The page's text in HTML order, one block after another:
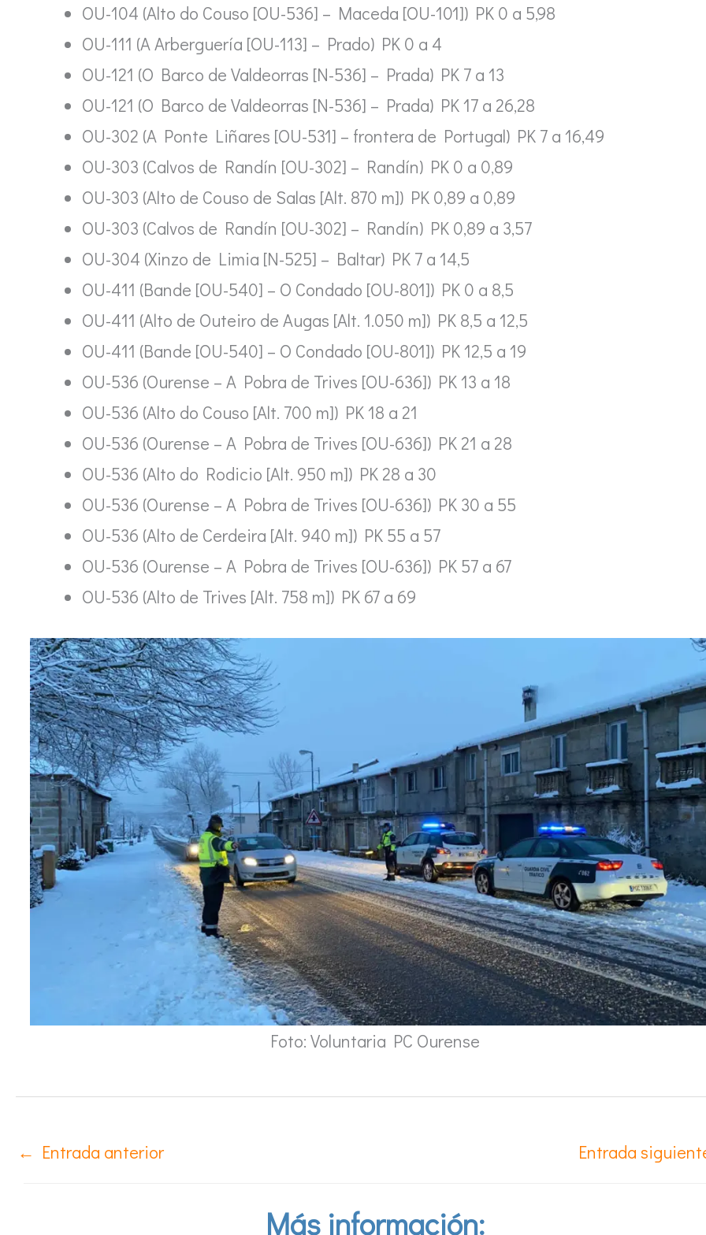
OU-104 (Alto do Couso [OU-536] – Maceda [OU-101]) PK 0 a 5,98
OU-111 (A Arberguería [OU-113] – Prado) PK 0 a 4
OU-121 (O Barco de Valdeorras [N-536] – Prada) PK 7 a 13
OU-121 (O Barco de Valdeorras [N-536] – Prada) PK 17 a 26,28
OU-302 (A Ponte Liñares [OU-531] – frontera de Portugal) PK 7 a 16,49
OU-303 (Calvos de Randín [OU-302] – Randín) PK 0 a 0,89
OU-303 (Alto de Couso de Salas [Alt. 870 m]) PK 0,89 a 0,89
OU-303 (Calvos de Randín [OU-302] – Randín) PK 0,89 a 3,57
OU-304 (Xinzo de Limia [N-525] – Baltar) PK 7 a 14,5
OU-411 (Bande [OU-540] – O Condado [OU-801]) PK 0 a 8,5
OU-411 (Alto de Outeiro de Augas [Alt. 1.050 m]) PK 8,5 a 12,5
OU-411 (Bande [OU-540] – O Condado [OU-801]) PK 12,5 a 19
OU-536 (Ourense – A Pobra de Trives [OU-636]) PK 13 a 18
OU-536 (Alto do Couso [Alt. 700 m]) PK 18 a 21
OU-536 (Ourense – A Pobra de Trives [OU-636]) PK 21 a 28
OU-536 (Alto do Rodicio [Alt. 950 m]) PK 28 a 30
OU-536 (Ourense – A Pobra de Trives [OU-636]) PK 30 a 55
OU-536 (Alto de Cerdeira [Alt. 940 m]) PK 55 a 57
OU-536 (Ourense – A Pobra de Trives [OU-636]) PK 57 a 67
OU-536 (Alto de Trives [Alt. 758 m]) PK 67 a 69
Foto: Voluntaria PC Ourense
← Entrada anterior Entrada
Más información: